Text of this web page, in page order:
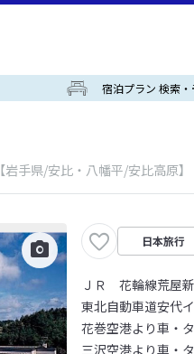
宿泊プラン 検索・
【岩手県/安比・八幡平/安比高原】
日本旅行
ＪＲ 花輪線荒屋
東北自動車道安代
花巻空港より車・
三沢空港より車・